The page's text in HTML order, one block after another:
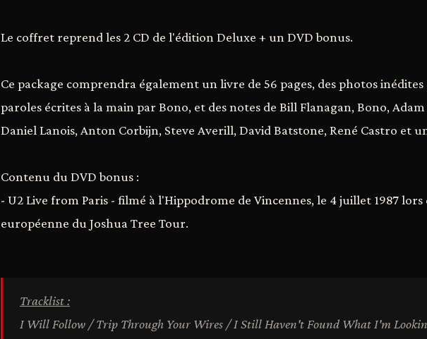
Le coffret reprend les 2 CD de l'édition Deluxe + un DVD bonus.
Ce package comprendra également un livre de 56 pages, des photos
paroles écrites à la main par Bono, et des notes de Bill Flanagan, Bono,
Daniel Lanois, Anton Corbijn, Steve Averill, David Batstone, René Castro et
Contenu du DVD bonus :
- U2 Live from Paris - filmé à l'Hippodrome de Vincennes, le 4 juillet 1987
européenne du Joshua Tree Tour.
Tracklist :
I Will Follow / Trip Through Your Wires / I Still Haven't Found What I'm